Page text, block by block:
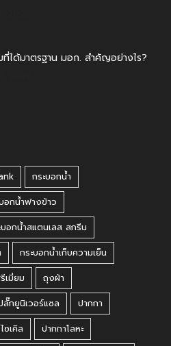
ได้มาตรฐาน มอก. สำคัญอย่างไร?
กระบอกน้ำ
อกน้ำฟางข้าว
บอกน้ำสแตนเลส สกรีน
กระบอกน้ำเก็บความเย็น
เมี่ยม
ถุงผ้า
ลั๊กยูนิเวอร์แซล
ปากกา
ซเคิล
ปากกาโลหะ